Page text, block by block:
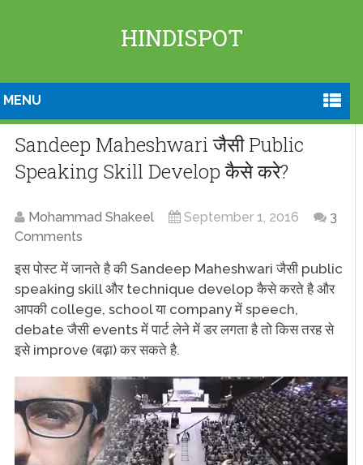
HINDISPOT
MENU
Sandeep Maheshwari जैसी Public
Speaking Skill Develop कैसे करे?
Mohammad Shakeel September 1, 2016
3
Comments
इस पोस्ट में जानते है की Sandeep Maheshwari जैसी public
speaking skill और technique develop कैसे करते है और
आपकी college, school या company में speech,
debate जैसी events में पार्ट लेने में डर लगता है तो किस तरह से
इसे improve (बढ़ा) कर सकते है.